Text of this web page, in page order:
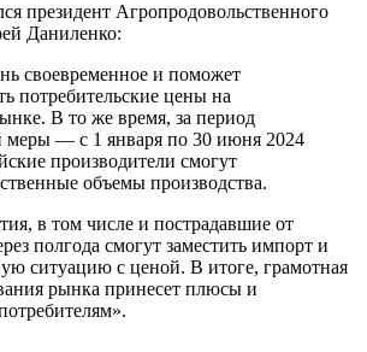
президент Агропродовольственного
Даниленко:
своевременное и поможет
потребительские цены на
В то же время, за период
меры — с 1 января по 30 июня 2024
производители смогут
объемы производства.
в том числе и пострадавшие от
полгода смогут заместить импорт и
ситуацию с ценой. В итоге, грамотная
рынка принесет плюсы и